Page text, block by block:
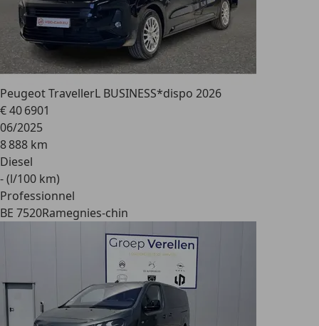
Peugeot TravellerL BUSINESS*dispo 2026
€ 40 6901
06/2025
8 888 km
Diesel
- (l/100 km)
Professionnel
BE 7520Ramegnies-chin